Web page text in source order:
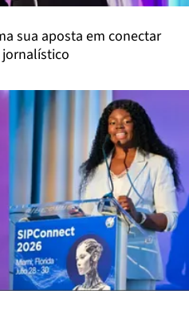
sua aposta em conectar